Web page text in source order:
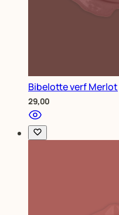
Bibelotte verf Merlot
29,00